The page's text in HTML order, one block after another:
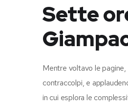
Sette
Mentre voltavo le
contraccolpi, e
in cui esplora le